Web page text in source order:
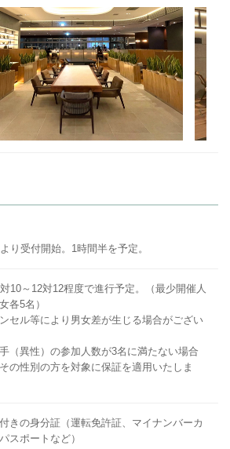
り受付開始。1時間半を予定。
10～12対12程度で進行予定。（最少開催人
各5名）
セル等により男女差が生じる場合がござい
（異性）の参加人数が3名に満たない場合
の性別の方を対象に保証を適用いたしま
きの身分証（運転免許証、マイナンバーカ
スポートなど）